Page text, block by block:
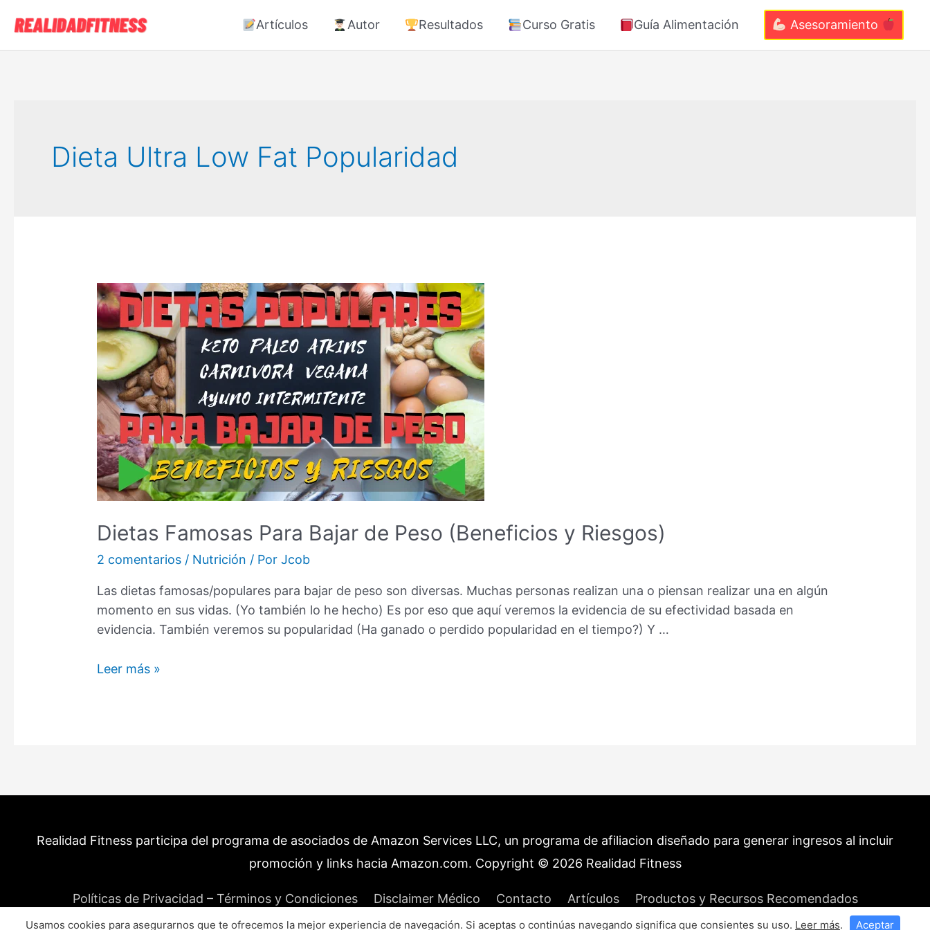
contenido
Artículos Autor Resultados Curso Gratis Guía Alimentación Asesoramiento
Dieta Ultra Low Fat Popularidad
Dietas Famosas Para Bajar de Peso (Beneficios y Riesgos)
2 comentarios / Nutrición / PorJcob
Las dietas famosas/populares para bajar de peso son diversas. Muchas personas realizan una o piensan realizar una en algún
momento en sus vidas. (Yo también lo he hecho) Es por eso que aquí veremos la evidencia de su efectividad basada en
evidencia. También veremos su popularidad (Ha ganado o perdido popularidad en el tiempo?) Y …
Dietas
Leer más »
Realidad Fitness participa del programa de asociados de Amazon Services LLC, un programa de afiliacion diseñado para generar ingresos al incluir
promoción y links hacia Amazon.com. Copyright © 2026 Realidad Fitness
Políticas de Privacidad – Términos y Condiciones Disclaimer Médico Contacto Artículos Productos y Recursos Recomendados
Usamos cookies para asegurarnos que te ofrecemos la mejor experiencia de navegación. Si aceptas o continúas navegando significa que consientes su uso. Leer más. Aceptar